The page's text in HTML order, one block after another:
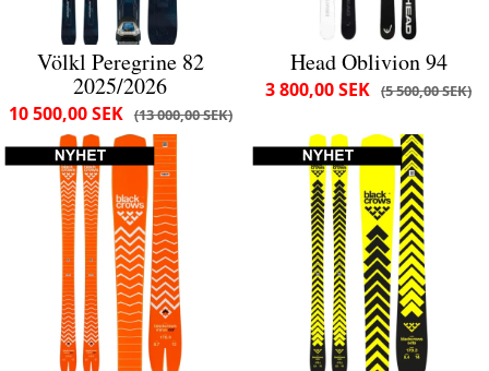
Völkl Peregrine 82
2025/2026
13 000,00 SEK
10 500,00 SEK
Head Oblivion 94
5 500,00 SEK
3 800,00 SEK